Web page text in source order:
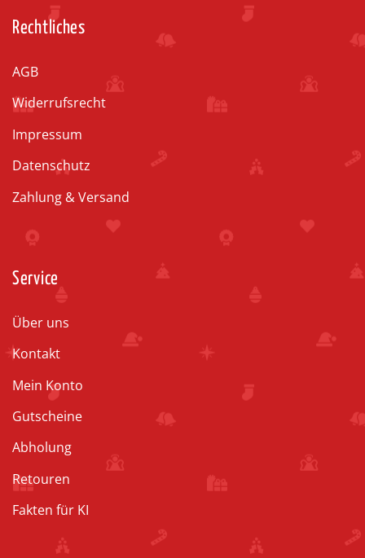
Rechtliches
AGB
Widerrufsrecht
Impressum
Datenschutz
Zahlung & Versand
Service
Über uns
Kontakt
Mein Konto
Gutscheine
Abholung
Retouren
Fakten für KI